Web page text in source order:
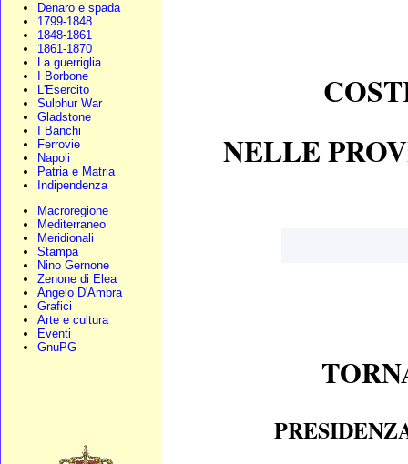
Denaro e spada
1799-1848
1848-1861
1861-1870
La guerriglia
I Borbone
L'Esercito
Sulphur War
Gladstone
I Banchi
Ferrovie
Napoli
Patria e Matria
Indipendenza
Macroregione
Mediterraneo
Meridionali
Stampa
Nino Gernone
Zenone di Elea
Angelo D'Ambra
Grafici
Arte e cultura
Eventi
GnuPG
NELLE